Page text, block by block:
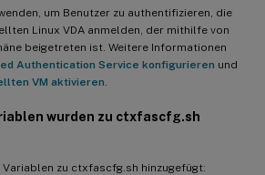
um Benutzer zu authentifizieren, die
Linux VDA anmelden, der mithilfe von
beigetreten ist. Weitere Informationen
Authentication Service konfigurieren und
VM aktivieren
wurden zu ctxfascfg.sh
zu ctxfascfg.sh hinzugefügt: